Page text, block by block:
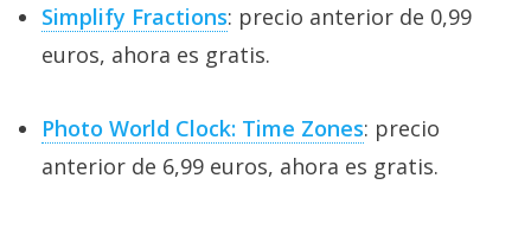
Simplify Fractions: precio anterior de 0,99
euros, ahora es gratis.
Photo World Clock: Time Zones: precio
anterior de 6,99 euros, ahora es gratis.